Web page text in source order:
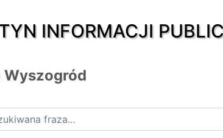
INFORMACJI
Wyszogród